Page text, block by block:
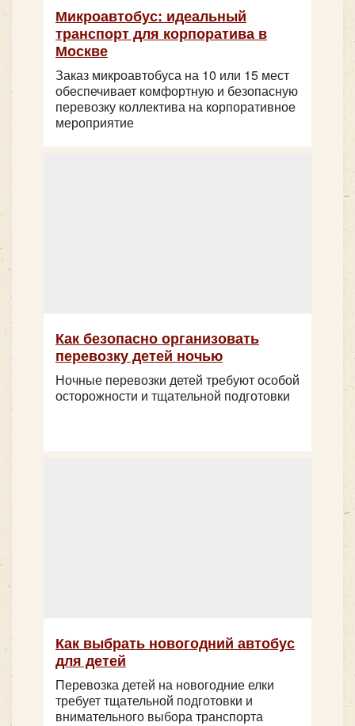
Микроавтобус: идеальный
транспорт для корпоратива в
Москве
Заказ микроавтобуса на 10 или 15 мест
обеспечивает комфортную и безопасную
перевозку коллектива на корпоративное
мероприятие
Как безопасно организовать
перевозку детей ночью
Ночные перевозки детей требуют особой
осторожности и тщательной подготовки
Как выбрать новогодний автобус
для детей
Перевозка детей на новогодние елки
требует тщательной подготовки и
внимательного выбора транспорта